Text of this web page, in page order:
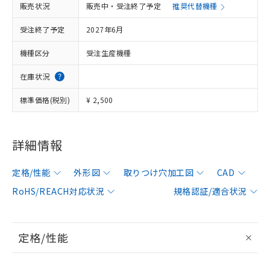
販売状況 販売中・受注終了予定 推奨代替機種
受注終了予定 2027年6月
機種区分 受注生産機種
在庫状況
標準価格(税別) ¥ 2,500
詳細情報
定格/性能 外形図 取りつけ穴加工図
CAD
RoHS/REACH対応状況
規格認証/適合状況
定格/性能